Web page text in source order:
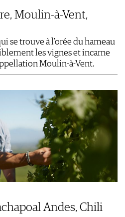
Moulin-à-Vent,
se trouve à l’orée du hameau
les vignes et incarne
Moulin-à-Vent.
Andes, Chili